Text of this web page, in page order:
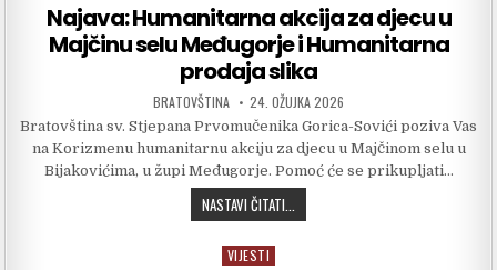
Najava: Humanitarna akcija za djecu u
Majčinu selu Međugorje i Humanitarna
prodaja slika
AUTHOR:
BRATOVŠTINA PUBLISHED DATE:
24. OŽUJKA 2026
Bratovština sv. Stjepana Prvomučenika Gorica-Sovići poziva Vas
na Korizmenu humanitarnu akciju za djecu u Majčinom selu u
Bijakovićima, u župi Međugorje. Pomoć će se prikupljati…
NASTAVI ČITATI...
Posted in
VIJESTI